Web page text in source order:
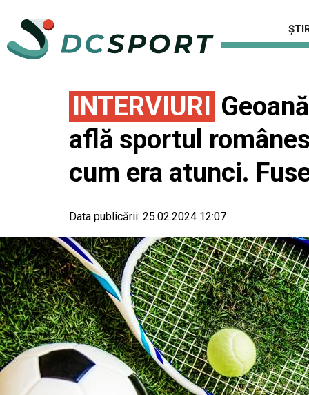
INTERVIURI
află sportul
cum era atunci.
Data publicării: 25.02.2024 12:07